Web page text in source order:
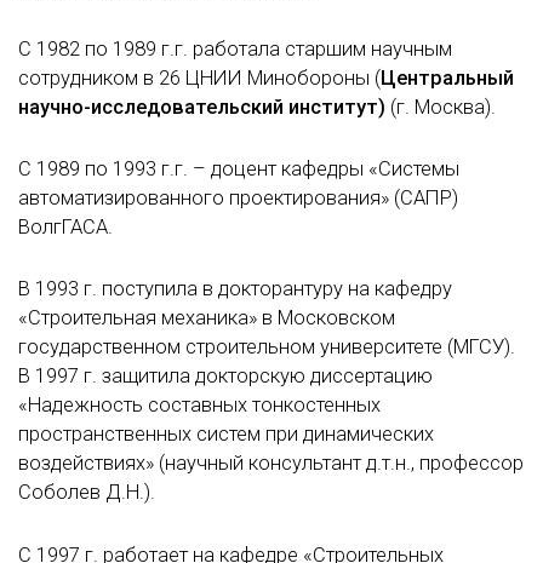
С 1982 по 1989 г.г. работала старшим научным
сотрудником в 26 ЦНИИ Минобороны (Центральный
научно-исследовательский институт) (г. Москва).
С 1989 по 1993 г.г. – доцент кафедры «Системы
автоматизированного проектирования» (САПР)
ВолгГАСА.
В 1993 г. поступила в докторантуру на кафедру
«Строительная механика» в Московском
государственном строительном университете (МГСУ).
В 1997 г. защитила докторскую диссертацию
«Надежность составных тонкостенных
пространственных систем при динамических
воздействиях» (научный консультант д.т.н., профессор
Соболев Д.Н.).
С 1997 г. работает на кафедре «Строительных